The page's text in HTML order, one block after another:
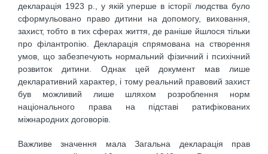
декларація 1923 р., у якій уперше в історії людства було
сформульовано право дитини на допомогу, виховання,
захист, тобто в тих сферах життя, де раніше йшлося тільки
про філантропію. Декларація спрямована на створення
умов, що забезпечують нормальний фізичний і психічний
розвиток дитини. Однак цей документ мав лише
декларативний характер, і тому реальний правовий захист
був можливий лише шляхом розроблення норм
національного права на підставі ратифікованих
міжнародних договорів.
Важливе значення мала Загальна декларація прав